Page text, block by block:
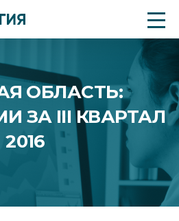
ОБЛАСТЬ:
ЗА III КВАРТАЛ
2016